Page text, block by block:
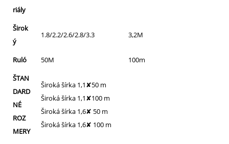
riály
Širok
ý
1.8/2.2/2.6/2.8/3.3 3,2M
Ruló 50M
100m
ŠTAN
DARD
NÉ
ROZ
MERY
Široká šírka 1,1✘50 m
Široká šírka 1,1✘100 m
Široká šírka 1,6✘ 50 m
Široká šírka 1,6✘ 100 m